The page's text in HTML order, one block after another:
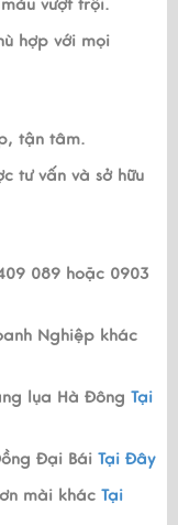
vượt trội.
hợp với mọi
tận tâm.
tư vấn và sở hữu
089 hoặc 0903
Nghiệp khác
lụa Hà Đông Tại
Đại Bái Tại Đây
mài khác Tại